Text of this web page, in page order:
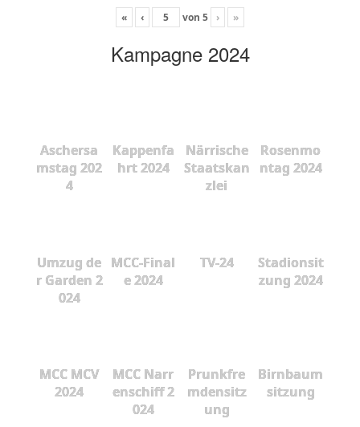
« ‹ von 5 › »
Kampagne 2024
Aschersa
mstag 202
4
Kappenfa
hrt 2024
Närrische
Staatskan
zlei
Rosenmo
ntag 2024
Umzug de
r Garden 2
024
MCC-Final
e 2024
TV-24
Stadionsit
zung 2024
MCC MCV
2024
MCC Narr
enschiff 2
024
Prunkfre
mdensitz
ung
Birnbaum
sitzung